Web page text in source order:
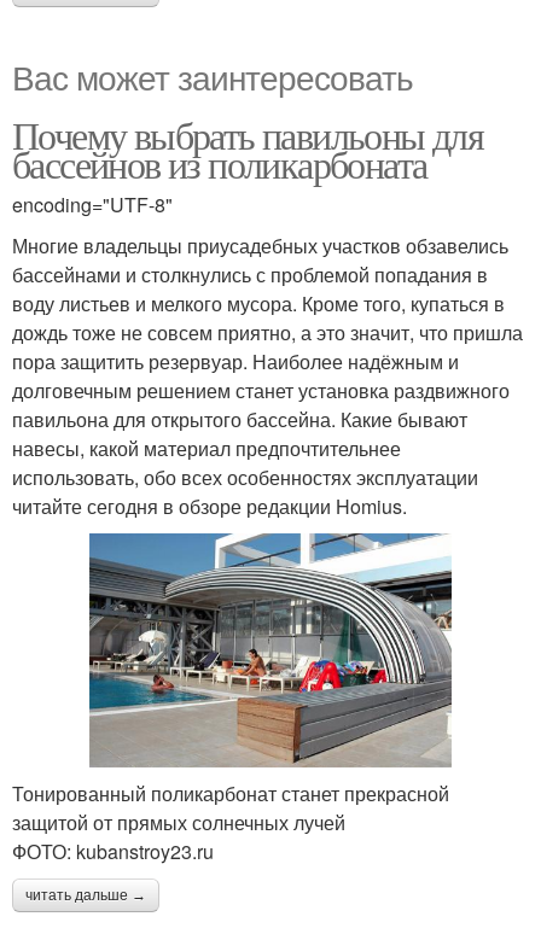
Вас может заинтересовать
Почему выбрать павильоны для
бассейнов из поликарбоната
encoding="UTF-8"
Многие владельцы приусадебных участков обзавелись
бассейнами и столкнулись с проблемой попадания в
воду листьев и мелкого мусора. Кроме того, купаться в
дождь тоже не совсем приятно, а это значит, что пришла
пора защитить резервуар. Наиболее надёжным и
долговечным решением станет установка раздвижного
павильона для открытого бассейна. Какие бывают
навесы, какой материал предпочтительнее
использовать, обо всех особенностях эксплуатации
читайте сегодня в обзоре редакции Homius.
Тонированный поликарбонат станет прекрасной
защитой от прямых солнечных лучей
ФОТО: kubanstroy23.ru
читать дальше →